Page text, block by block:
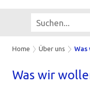
Home Über uns Was
Was wir